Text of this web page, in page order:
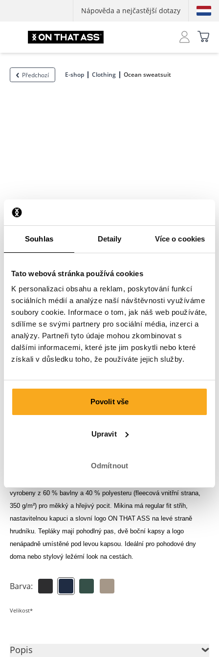
Souhlas Detaily Více o cookies
Tato webová stránka používá cookies
K personalizaci obsahu a reklam, poskytování funkcí
sociálních médií a analýze naší návštěvnosti využíváme
soubory cookie. Informace o tom, jak náš web používáte,
sdílíme se svými partnery pro sociální média, inzerci a
analýzy. Partneři tyto údaje mohou zkombinovat s
dalšími informacemi, které jste jim poskytli nebo které
získali v důsledku toho, že používáte jejich služby.
Povolit vše
Upravit
Odmítnout
Nápověda a nejčastější dotazy
Předchozí E-shop Clothing Ocean sweatsuit
vyrobeny z 60 % bavlny a 40 % polyesteru (fleecová vnitřní strana,
350 g/m²) pro měkký a hřejivý pocit. Mikina má regular fit střih,
nastavitelnou kapuci a slovní logo ON THAT ASS na levé straně
hrudníku. Tepláky mají pohodlný pas, dvě boční kapsy a logo
nenápadně umístěné pod levou kapsou. Ideální pro pohodové dny
doma nebo stylový ležérní look na cestách.
Barva:
Velikost*
Popis